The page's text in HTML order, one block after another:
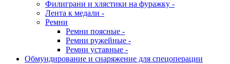
Филиграни и хлястики на фуражку -
Лента к медали -
Ремни
Ремни поясные -
Ремни ружейные -
Ремни уставные -
Обмундирование и снаряжение для спецоперации